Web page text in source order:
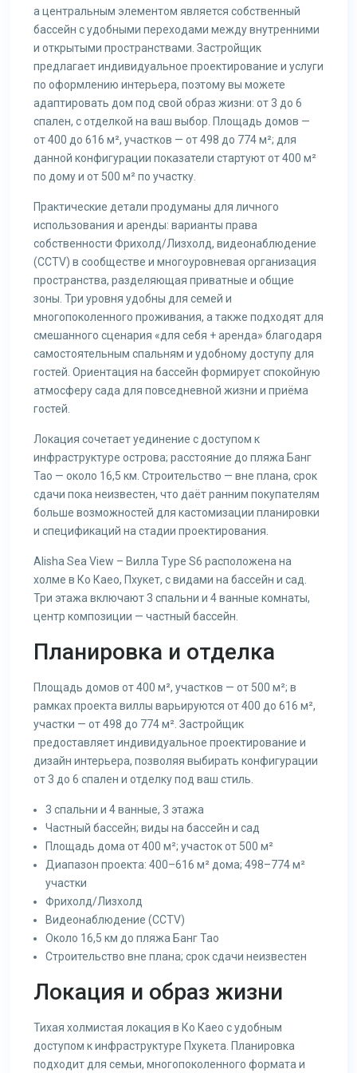
а центральным элементом является собственный
бассейн с удобными переходами между внутренними
и открытыми пространствами. Застройщик
предлагает индивидуальное проектирование и услуги
по оформлению интерьера, поэтому вы можете
адаптировать дом под свой образ жизни: от 3 до 6
спален, с отделкой на ваш выбор. Площадь домов —
от 400 до 616 м², участков — от 498 до 774 м²; для
данной конфигурации показатели стартуют от 400 м²
по дому и от 500 м² по участку.
Практические детали продуманы для личного
использования и аренды: варианты права
собственности Фрихолд/Лизхолд, видеонаблюдение
(CCTV) в сообществе и многоуровневая организация
пространства, разделяющая приватные и общие
зоны. Три уровня удобны для семей и
многопоколенного проживания, а также подходят для
смешанного сценария «для себя + аренда» благодаря
самостоятельным спальням и удобному доступу для
гостей. Ориентация на бассейн формирует спокойную
атмосферу сада для повседневной жизни и приёма
гостей.
Локация сочетает уединение с доступом к
инфраструктуре острова; расстояние до пляжа Банг
Тао — около 16,5 км. Строительство — вне плана, срок
сдачи пока неизвестен, что даёт ранним покупателям
больше возможностей для кастомизации планировки
и спецификаций на стадии проектирования.
Alisha Sea View – Вилла Type S6 расположена на
холме в Ко Каео, Пхукет, с видами на бассейн и сад.
Три этажа включают 3 спальни и 4 ванные комнаты,
центр композиции — частный бассейн.
Планировка и отделка
Площадь домов от 400 м², участков — от 500 м²; в
рамках проекта виллы варьируются от 400 до 616 м²,
участки — от 498 до 774 м². Застройщик
предоставляет индивидуальное проектирование и
дизайн интерьера, позволяя выбирать конфигурации
от 3 до 6 спален и отделку под ваш стиль.
3 спальни и 4 ванные, 3 этажа
Частный бассейн; виды на бассейн и сад
Площадь дома от 400 м²; участок от 500 м²
Диапазон проекта: 400–616 м² дома; 498–774 м²
участки
Фрихолд/Лизхолд
Видеонаблюдение (CCTV)
Около 16,5 км до пляжа Банг Тао
Строительство вне плана; срок сдачи неизвестен
Локация и образ жизни
Тихая холмистая локация в Ко Каео с удобным
доступом к инфраструктуре Пхукета. Планировка
подходит для семьи, многопоколенного формата и